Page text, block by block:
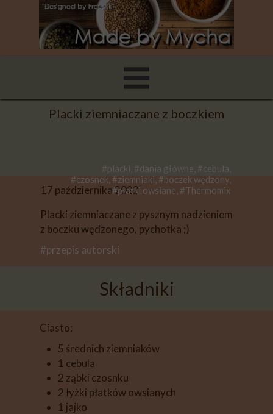
#placki, #dania główne, #cebula,
#czosnek, #ziemniaki, #boczek wędzony,
#płatki owsiane, #Thermomix
17 października 2022
Placki ziemniaczane z boczkiem
Placki ziemniaczane z pysznym nadzieniem
z boczku wędzonego, pychotka ;)
#przepis autorski
Składniki
Ciasto:
5 średnich ziemniaków
1 cebula
2 ząbki czosnku
2 łyżki płatków owsianych
1 jajko